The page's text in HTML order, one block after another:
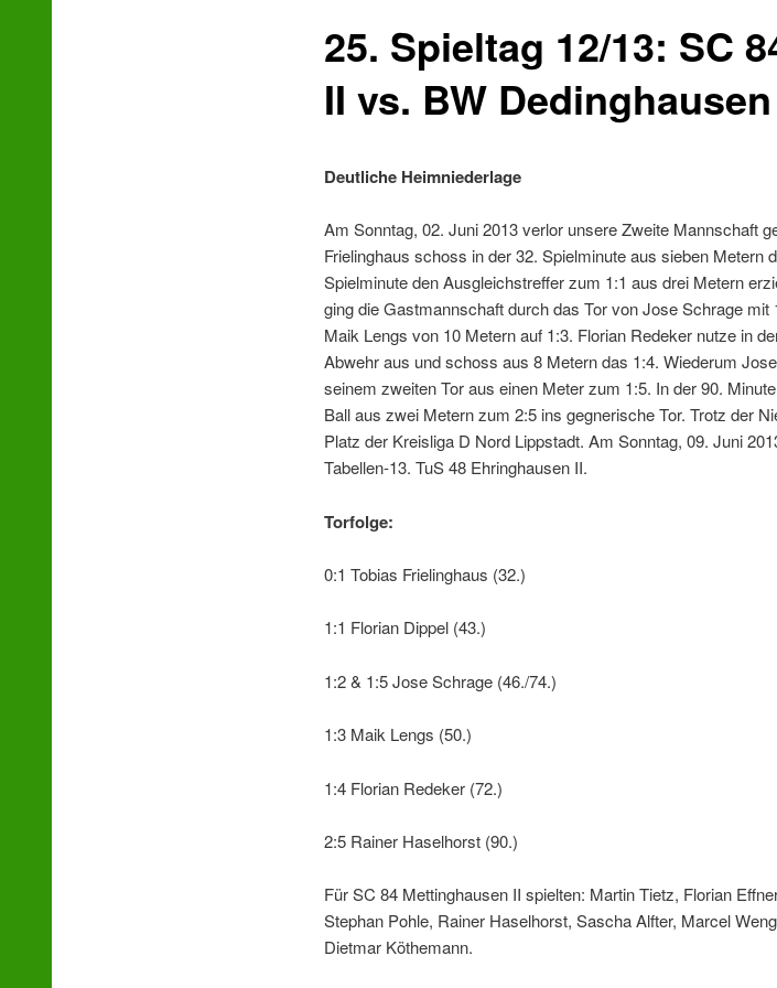
25. Spieltag 12/13: SC
II vs. BW
Deutliche Heimniederlage
Am Sonntag, 02. Juni 2013 verlor unsere Zweite Mannschaft
Frielinghaus schoss in der 32. Spielminute aus sieben Metern
Spielminute den Ausgleichstreffer zum 1:1 aus drei Metern
ging die Gastmannschaft durch das Tor von Jose Schrage mit
Maik Lengs von 10 Metern auf 1:3. Florian Redeker nutze in
Abwehr aus und schoss aus 8 Metern das 1:4. Wiederum
seinem zweiten Tor aus einen Meter zum 1:5. In der 90.
Ball aus zwei Metern zum 2:5 ins gegnerische Tor. Trotz der
Platz der Kreisliga D Nord Lippstadt. Am Sonntag, 09. Juni
Tabellen-13. TuS 48 Ehringhausen II.
Torfolge:
0:1 Tobias Frielinghaus (32.)
1:1 Florian Dippel (43.)
1:2 & 1:5 Jose Schrage (46./74.)
1:3 Maik Lengs (50.)
1:4 Florian Redeker (72.)
2:5 Rainer Haselhorst (90.)
Für SC 84 Mettinghausen II spielten: Martin Tietz, Florian
Stephan Pohle, Rainer Haselhorst, Sascha Alfter, Marcel
Dietmar Köthemann.